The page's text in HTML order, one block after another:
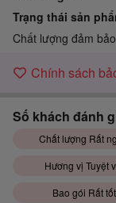
Trạng thái sản
Chất lượng đảm
Chính sách
Số khách đánh
Chất lượng Rất
Hương vị Tuyệt
Bao gói Rất